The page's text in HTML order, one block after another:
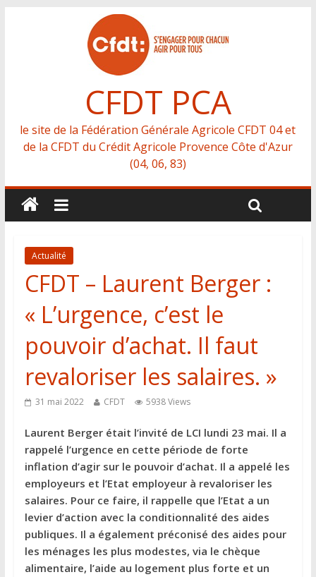
CFDT PCA
le site de la Fédération Générale Agricole CFDT 04 et
de la CFDT du Crédit Agricole Provence Côte d'Azur
(04, 06, 83)
Actualité
CFDT – Laurent Berger :
« L’urgence, c’est le
pouvoir d’achat. Il faut
revaloriser les salaires. »
31 mai 2022 CFDT 5938 Views
Laurent Berger était l’invité de LCI lundi 23 mai. Il a
rappelé l’urgence en cette période de forte
inflation d’agir sur le pouvoir d’achat. Il a appelé les
employeurs et l’Etat employeur à revaloriser les
salaires. Pour ce faire, il rappelle que l’Etat a un
levier d’action avec la conditionnalité des aides
publiques. Il a également préconisé des aides pour
les ménages les plus modestes, via le chèque
alimentaire, l’aide au logement plus forte et un